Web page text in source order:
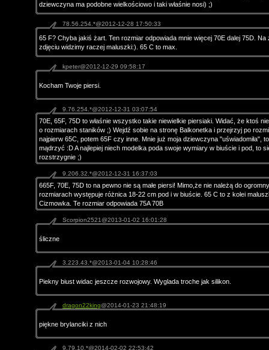
dziewczyna ma podobne wielkościowo i taki właśnie nosi) ;)
78.56.254.*@2012-12-28 17:50:33
65 F? Chyba jakiś żart. Ten rozmiar odpowiada mnie więcej 70E dalej 75D. Na
zdjęciu widzimy raczej maluszki:). 65 C to max.
kpeter@2012-12-29 09:58:17
Kocham Twoje piersi.
9.76.254.*@2012-12-31 03:07:54
70E, 65F, 75D to właśnie wszystko takie niewielkie piersiaki. Widać, że ktoś
o rozmiarach staników ;) Wejdź sobie na stronę Balkonetka i przejrzyj po
najpierw 65C, potem 65F czy inne. Mnie już moja dziewczyna "uświadomiła",
mądrzyć :D A najlepiej niech modelka poda swoje wymiary w biuście i pod, to
rozstrzygnie ;)
9.206.32.*@2012-12-31 16:37:03
665F, 70E, 75D to na pewno nie są małe piersi! Mimo,że nie należą do
rozmiarach występuje różnica 18-22 cm pod i w biuście. 65 C to z kolei
Cizmowka. Te rozmiar odpowiada 75A 70B
Scorpion2521@2013-01-02 16:01:28
śliczne
3.223.43.*@2013-01-04 10:28:46
Piekny biust widac jeszcze rozwojowy. Wyglada troche jak silikon.
dragon22king@2014-01-23 21:48:19
piękne brylanciki z nich
9.79.10.*@2014-02-02 22:53:42